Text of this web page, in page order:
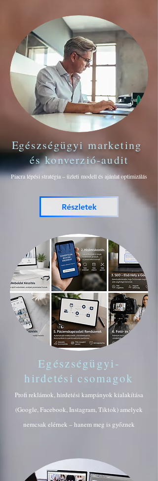
Egészségügyi marketing
és konverzió-audit
Piacra lépési stratégia –üzleti modell és ajánlat optimizálás
Részletek
Egészségügyi-
hirdetési csomagok
Profi reklámok, hirdetési kampányok kialakítása
(Google, Facebook, Instagram, Tiktok) amelyek
nemcsak elérnek – hanem meg is győznek